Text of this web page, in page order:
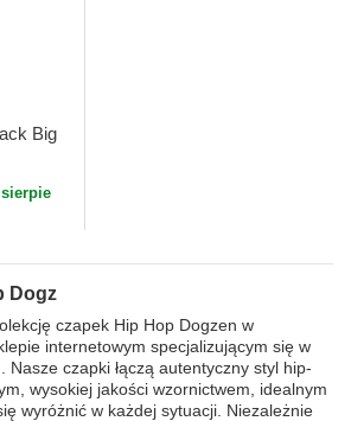
Big
sierpie
Dogz
czapek Hip Hop Dogzen w
internetowym specjalizującym się w
Nasze czapki łączą autentyczny styl hip-
wysokiej jakości wzornictwem, idealnym
wyróżnić w każdej sytuacji. Niezależnie